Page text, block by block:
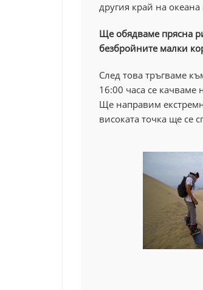
другия край на
Ще обядваме прясна
безбройните малки
След това тръгваме
16:00 часа се
Ще направим
високата точка ще се